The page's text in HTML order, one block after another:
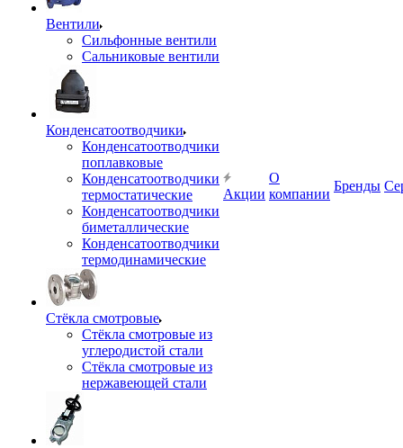
Вентили
Сильфонные вентили
Сальниковые вентили
Конденсатоотводчики
Конденсатоотводчики
поплавковые
Конденсатоотводчики
термостатические
Конденсатоотводчики
биметаллические
Конденсатоотводчики
термодинамические
Стёкла смотровые
Стёкла смотровые из
углеродистой стали
Стёкла смотровые из
нержавеющей стали
Акции
О
компании
Бренды